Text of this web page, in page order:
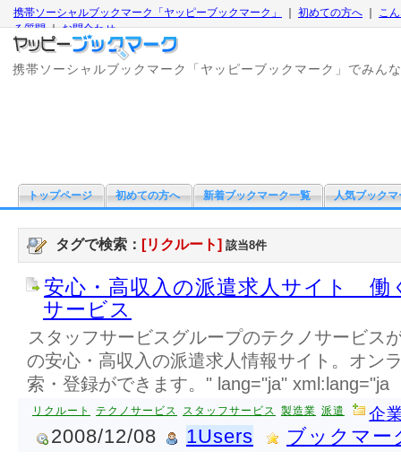
携帯ソーシャルブックマーク「ヤッピーブックマーク」 初めての方へ
こ
る質問｜お問合わせ
携帯ソーシャルブックマーク「ヤッピーブックマーク」でみん
トップページ 初めての方へ 新着ブックマーク一覧 人気ブックマ
タグで検索： [リクルート] 該当8件
安心・高収入の派遣求人サイト 働
サービス
スタッフサービスグループのテクノサービス
の安心・高収入の派遣求人情報サイト。オン
索・登録ができます。" lang="ja" xml:lang="ja
リクルート テクノサービス スタッフサービス 製造業 派遣 企
2008/12/08 1Users ブックマー